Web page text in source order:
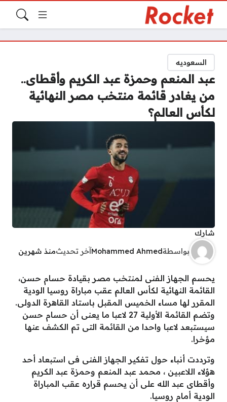
السعوديه
عبد المنعم وحمزة عبد الكريم وأقطاى..
من يغادر قائمة منتخب مصر النهائية
لكأس العالم؟
شارك
بواسطةMohammed Ahmedآخر تحديثمنذ شهرين
يحسم الجهاز الفنى لمنتخب مصر بقيادة حسام حسن،
القائمة النهائية لكأس العالم عقب مباراة روسيا الودية
المقرر لها مساء الخميس المقبل باستاد القاهرة الدولى.
وتضم القائمة الأولية 27 لاعبا ما يعنى أن حسام حسن
سيستبعد لاعبا واحدا من القائمة التى تم الكشف عنها
مؤخرا.
وترددت أنباء حول تفكير الجهاز الفنى فى استبعاد أحد
هؤلاء اللاعبين ، محمد عبد المنعم وحمزة عبد الكريم
وأقطاى عبد الله على أن يحسم قراره عقب المباراة
الودية أمام روسيا.